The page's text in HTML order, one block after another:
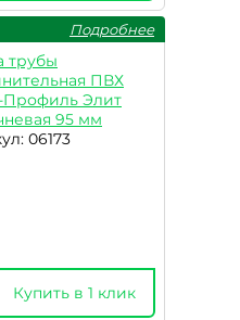
Подробнее
трубы
ПВХ
Профиль Элит
95 мм
06173
Купить в 1 клик